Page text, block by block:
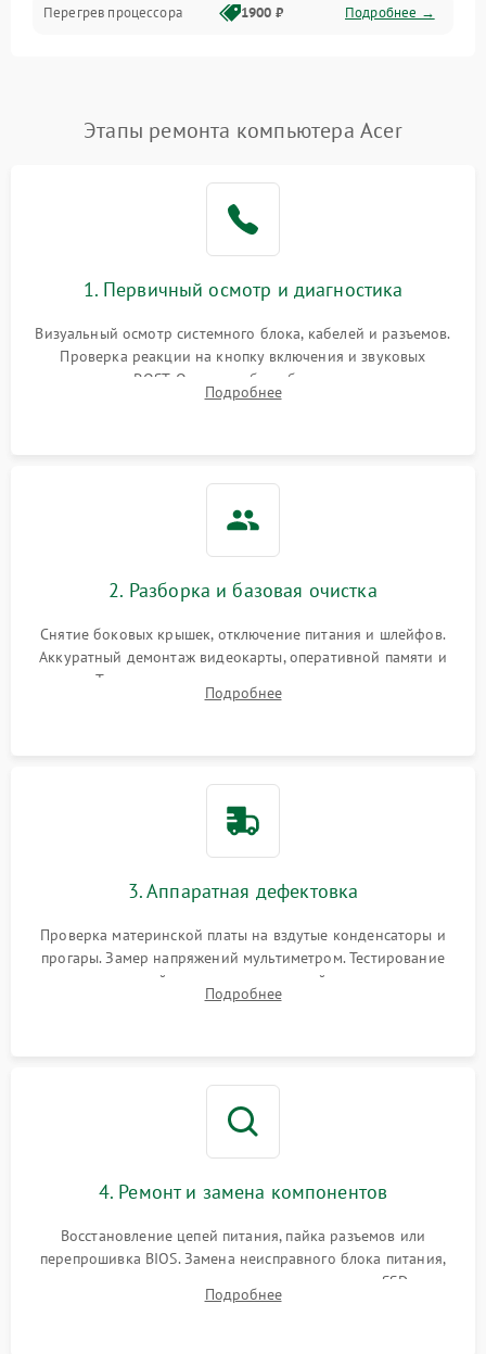
Перегрев процессора 1900 ₽ Подробнее →
Проблемы с
подключением внешних
1400 ₽ Подробнее →
1700 ₽
Ошибки в работе
оперативной памяти
1500 ₽ Подробнее →
Не распознается USB-порт 1300 ₽ Подробнее →
Этапы ремонта компьютера Acer
1. Первичный осмотр и диагностика
Визуальный осмотр системного блока, кабелей и разъемов.
Проверка реакции на кнопку включения и звуковых
сигналов POST. Оценка работы блока питания для
локализации базовых неисправностей без полного разбора.
Подробнее
2. Разборка и базовая очистка
Снятие боковых крышек, отключение питания и шлейфов.
Аккуратный демонтаж видеокарты, оперативной памяти и
кулеров. Тщательная очистка корпуса и радиаторов от пыли
с помощью сжатого воздуха для предотвращения
Подробнее
3. Аппаратная дефектовка
Проверка материнской платы на вздутые конденсаторы и
прогары. Замер напряжений мультиметром. Тестирование
оперативной памяти и накопителей с помощью
диагностического ПО для выявления сбойных секторов и
Подробнее
4. Ремонт и замена компонентов
Восстановление цепей питания, пайка разъемов или
перепрошивка BIOS. Замена неисправного блока питания,
видеокарты, процессора или установка нового SSD для
восстановления и повышения скорости работы системы.
Подробнее